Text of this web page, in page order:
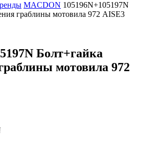
MACDON 105196N+105197N
граблины мотовила 972 AISE3
Болт+гайка
мотовила 972